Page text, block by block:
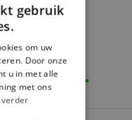
gebruik
om uw
Door onze
u in met alle
met ons
verder